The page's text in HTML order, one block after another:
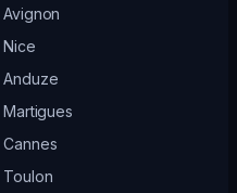
Avignon
Nice
Anduze
Martigues
Cannes
Toulon